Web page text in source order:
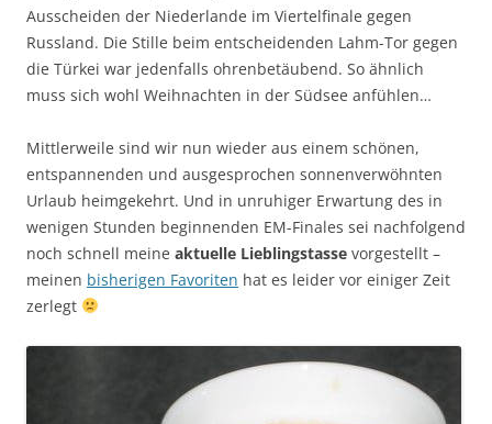
Ausscheiden der Niederlande im Viertelfinale gegen
Russland. Die Stille beim entscheidenden Lahm-Tor gegen
die Türkei war jedenfalls ohrenbetäubend. So ähnlich
muss sich wohl Weihnachten in der Südsee anfühlen…
Mittlerweile sind wir nun wieder aus einem schönen,
entspannenden und ausgesprochen sonnenverwöhnten
Urlaub heimgekehrt. Und in unruhiger Erwartung des in
wenigen Stunden beginnenden EM-Finales sei nachfolgend
noch schnell meine aktuelle Lieblingstasse vorgestellt –
meinen bisherigen Favoriten hat es leider vor einiger Zeit
zerlegt